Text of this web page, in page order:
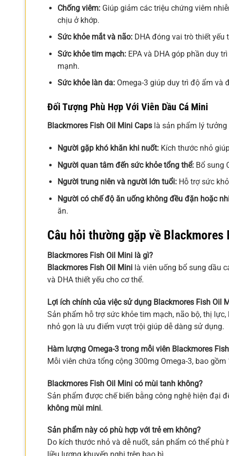
Chống viêm:Giúp giảm các triệu chứng viêm
chịu ở khớp.
Sức khỏe mắt và não:DHA đóng vai trò thiết yếu
Sức khỏe tim mạch:EPA và DHA góp phần duy
mạnh.
Sức khỏe làn da:Omega-3 giúp duy trì độ ẩm và
Đối Tượng Phù Hợp Với Viên Dầu Cá Mini
Blackmores Fish Oil Mini Caps là sản phẩm lý
Người gặp khó khăn khi nuốt:Kích thước nhỏ
Người quan tâm đến sức khỏe tổng thể:Bổ sung
Người trung niên và người lớn tuổi:Hỗ trợ sức
Người có chế độ ăn uống không đều đặn hoặc
ăn.
Câu hỏi thường gặp về
Blackmores Fish Oil Mini là gì?
Blackmores Fish Oil Mini là viên uống bổ sung dầu
và DHA thiết yếu cho cơ thể.
Lợi ích chính của việc sử dụng Blackmores Fish Oil
Sản phẩm hỗ trợ sức khỏe tim mạch, não bộ, thị
nhỏ gọn là ưu điểm vượt trội giúp dễ dàng sử dụng.
Hàm lượng Omega-3 trong mỗi viên Blackmores
Mỗi viên chứa tổng cộng 300mg Omega-3, bao gồm
Blackmores Fish Oil Mini có mùi tanh không?
Sản phẩm được chế biến bằng công nghệ hiện đại
không mùi mini.
Sản phẩm này có phù hợp với trẻ em không?
Do kích thước nhỏ và dễ nuốt, sản phẩm có thể